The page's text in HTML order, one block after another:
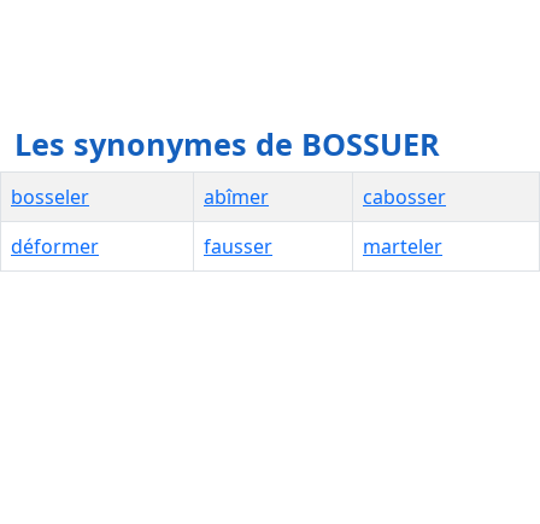
Les synonymes de BOSSUER
bosseler abîmer
cabosser
déformer
fausser marteler